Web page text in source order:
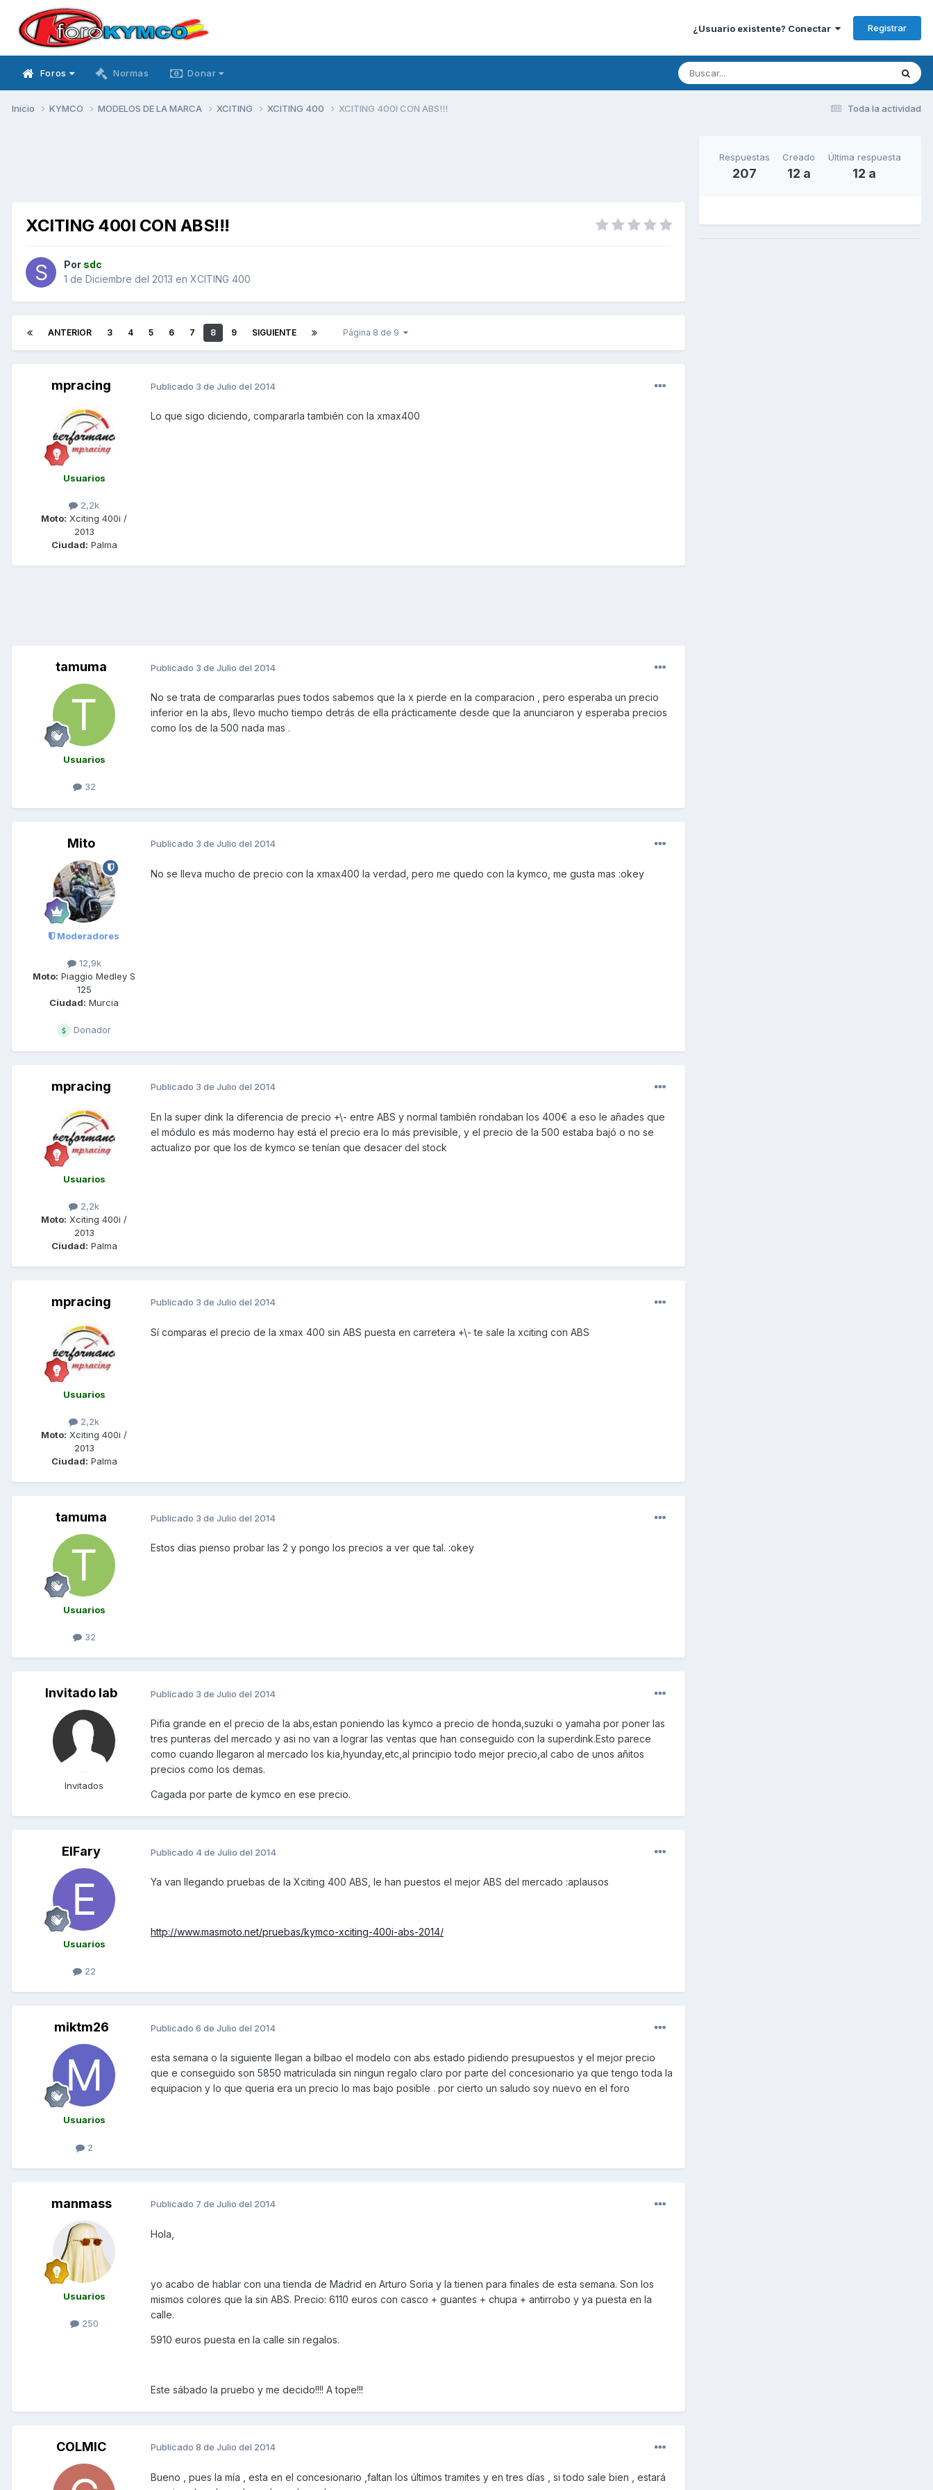
¿Usuario existente? Conectar Registrar
Foros Normas Donar
Toda la actividad
Inicio KYMCO MODELOS DE LA MARCA XCITING XCITING 400 XCITING 400I CON ABS!!!
XCITING 400I CON ABS!!!
Por sdc
1 de Diciembre del 2013 en XCITING 400
ANTERIOR 3 4 5 6 7 8 9 SIGUIENTE Página 8 de 9
mpracing
Usuarios
2,2k
Moto: Xciting 400i /
2013
Ciudad: Palma
Publicado 3 de Julio del 2014
Lo que sigo diciendo, compararla también con la xmax400
tamuma
Usuarios
32
Publicado 3 de Julio del 2014
No se trata de compararlas pues todos sabemos que la x pierde en la comparacion , pero esperaba un precio
inferior en la abs, llevo mucho tiempo detrás de ella prácticamente desde que la anunciaron y esperaba precios
como los de la 500 nada mas .
Mito
Moderadores
12,9k
Moto: Piaggio Medley S
125
Ciudad: Murcia
Donador
Publicado 3 de Julio del 2014
No se lleva mucho de precio con la xmax400 la verdad, pero me quedo con la kymco, me gusta mas :okey
mpracing
Usuarios
2,2k
Moto: Xciting 400i /
2013
Ciudad: Palma
Publicado 3 de Julio del 2014
En la super dink la diferencia de precio +\- entre ABS y normal también rondaban los 400€ a eso le añades que
el módulo es más moderno hay está el precio era lo más previsible, y el precio de la 500 estaba bajó o no se
actualizo por que los de kymco se tenían que desacer del stock
mpracing
Usuarios
2,2k
Moto: Xciting 400i /
2013
Ciudad: Palma
Publicado 3 de Julio del 2014
Sí comparas el precio de la xmax 400 sin ABS puesta en carretera +\- te sale la xciting con ABS
tamuma
Usuarios
32
Publicado 3 de Julio del 2014
Estos dias pienso probar las 2 y pongo los precios a ver que tal. :okey
Invitado lab
Invitados
Publicado 3 de Julio del 2014
Pifia grande en el precio de la abs,estan poniendo las kymco a precio de honda,suzuki o yamaha por poner las
tres punteras del mercado y asi no van a lograr las ventas que han conseguido con la superdink.Esto parece
como cuando llegaron al mercado los kia,hyunday,etc,al principio todo mejor precio,al cabo de unos añitos
precios como los demas.
Cagada por parte de kymco en ese precio.
ElFary
Usuarios
22
Publicado 4 de Julio del 2014
Ya van llegando pruebas de la Xciting 400 ABS, le han puestos el mejor ABS del mercado :aplausos
http://www.masmoto.net/pruebas/kymco-xciting-400i-abs-2014/
miktm26
Usuarios
2
Publicado 6 de Julio del 2014
esta semana o la siguiente llegan a bilbao el modelo con abs estado pidiendo presupuestos y el mejor precio
que e conseguido son 5850 matriculada sin ningun regalo claro por parte del concesionario ya que tengo toda la
equipacion y lo que queria era un precio lo mas bajo posible . por cierto un saludo soy nuevo en el foro
manmass
Usuarios
250
Publicado 7 de Julio del 2014
Hola,
yo acabo de hablar con una tienda de Madrid en Arturo Soria y la tienen para finales de esta semana. Son los
mismos colores que la sin ABS. Precio: 6110 euros con casco + guantes + chupa + antirrobo y ya puesta en la
calle.
5910 euros puesta en la calle sin regalos.
Este sábado la pruebo y me decido!!!! A tope!!!
COLMIC Publicado 8 de Julio del 2014
Bueno , pues la mía , esta en el concesionario ,faltan los últimos tramites y en tres días , si todo sale bien , estará
Respuestas
207
Creado
12 a
Última respuesta
12 a